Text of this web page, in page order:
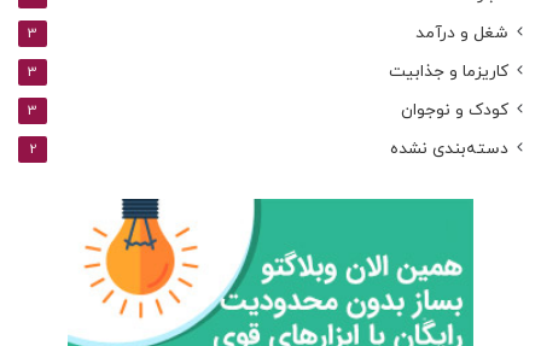
شغل و درآمد 3
کاریزما و جذابیت 3
کودک و نوجوان 3
دسته‌بندی نشده 2